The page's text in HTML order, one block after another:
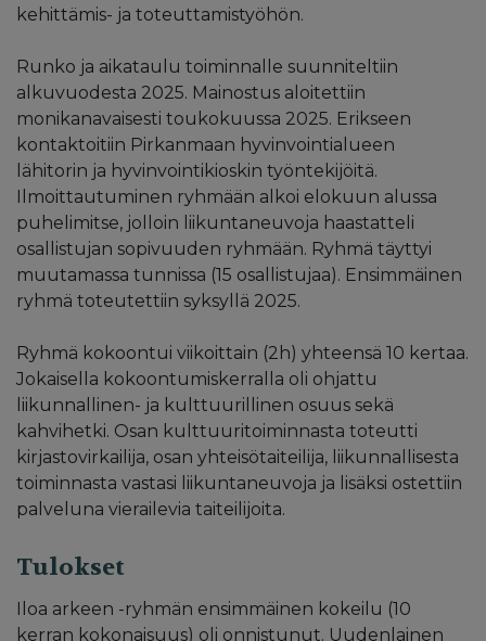
kehittämis- ja toteuttamistyöhön.
Runko ja aikataulu toiminnalle suunniteltiin
alkuvuodesta 2025. Mainostus aloitettiin
monikanavaisesti toukokuussa 2025. Erikseen
kontaktoitiin Pirkanmaan hyvinvointialueen
lähitorin ja hyvinvointikioskin työntekijöitä.
Ilmoittautuminen ryhmään alkoi elokuun alussa
puhelimitse, jolloin liikuntaneuvoja haastatteli
osallistujan sopivuuden ryhmään. Ryhmä täyttyi
muutamassa tunnissa (15 osallistujaa). Ensimmäinen
ryhmä toteutettiin syksyllä 2025.
Ryhmä kokoontui viikoittain (2h) yhteensä 10 kertaa.
Jokaisella kokoontumiskerralla oli ohjattu
liikunnallinen- ja kulttuurillinen osuus sekä
kahvihetki. Osan kulttuuritoiminnasta toteutti
kirjastovirkailija, osan yhteisötaiteilija, liikunnallisesta
toiminnasta vastasi liikuntaneuvoja ja lisäksi ostettiin
palveluna vierailevia taiteilijoita.
Tulokset
Iloa arkeen -ryhmän ensimmäinen kokeilu (10
kerran kokonaisuus) oli onnistunut. Uudenlainen